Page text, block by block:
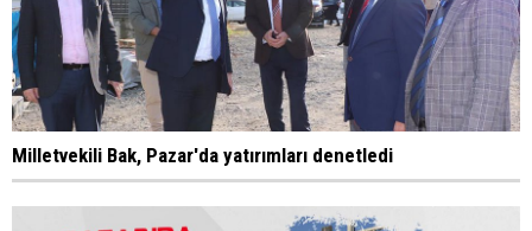
Milletvekili Bak, Pazar'da yatırımları denetledi